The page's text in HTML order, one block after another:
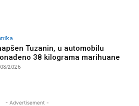
Tuzanin, u automobilu
38 kilograma marihuane
2026
- Advertisement -